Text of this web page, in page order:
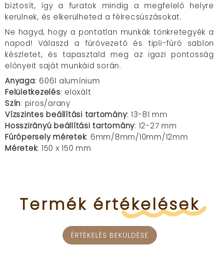
biztosít, így a furatok mindig a megfelelő helyre
kerülnek, és elkerülheted a félrecsúszásokat.
Ne hagyd, hogy a pontatlan munkák tönkretegyék a
napod! Válaszd a fúróvezető és tipli-fúró sablon
készletet, és tapasztald meg az igazi pontosság
előnyeit saját munkáid során.
Anyaga: 6061 alumínium
Felületkezelés: eloxált
Szín: piros/arany
Vízszintes beállítási tartomány: 13-81 mm
Hosszirányú beállítási tartomány: 12-27 mm
Fúrópersely méretek: 6mm/8mm/10mm/12mm
Méretek: 150 x 150 mm
Termék értékelések
ÉRTÉKELÉS BEKÜLDÉSE